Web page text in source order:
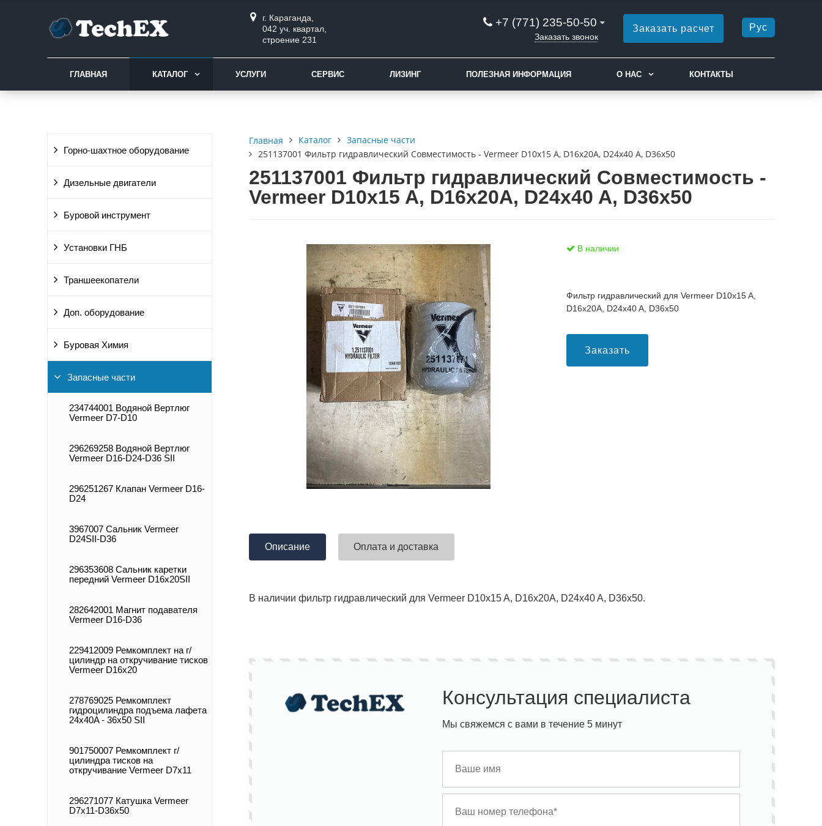
г. Караганда,
042 уч. квартал,
строение 231
+7 (771) 235-50-50
Заказать звонок
Заказать расчет Рус
ГЛАВНАЯ КАТАЛОГ УСЛУГИ СЕРВИС ЛИЗИНГ ПОЛЕЗНАЯ ИНФОРМАЦИЯ О НАС КОНТАКТЫ
Горно-шахтное оборудование
Дизельные двигатели
Буровой инструмент
Установки ГНБ
Траншеекопатели
Доп. оборудование
Буровая Химия
Запасные части
234744001 Водяной Вертлюг
Vermeer D7-D10
296269258 Водяной Вертлюг
Vermeer D16-D24-D36 SII
296251267 Клапан Vermeer D16-
D24
3967007 Сальник Vermeer
D24SII-D36
296353608 Сальник каретки
передний Vermeer D16x20SII
282642001 Магнит подавателя
Vermeer D16-D36
229412009 Ремкомплект на г/
цилиндр на откручивание тисков
Vermeer D16x20
278769025 Ремкомплект
гидроцилиндра подъема лафета
24x40A - 36x50 SII
901750007 Ремкомплект г/
цилиндра тисков на
откручивание Vermeer D7x11
296271077 Катушка Vermeer
D7x11-D36x50
Главная Каталог
Запасные части
251137001 Фильтр гидравлический Совместимость - Vermeer D10x15 A, D16x20A, D24x40 A, D36x50
251137001 Фильтр гидравлический Совместимость -
Vermeer D10x15 A, D16x20A, D24x40 A, D36x50
В наличии
Фильтр гидравлический для Vermeer D10x15 A,
D16x20A, D24x40 A, D36x50
Заказать
Описание Оплата и доставка
В наличии фильтр гидравлический для Vermeer D10x15 A, D16x20A, D24x40 A, D36x50.
Консультация специалиста
Мы свяжемся с вами в течение 5 минут